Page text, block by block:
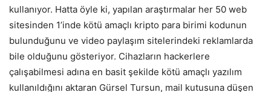
kullanıyor. Hatta öyle ki, yapılan araştırmalar her 50 web
sitesinden 1’inde kötü amaçlı kripto para birimi kodunun
bulunduğunu ve video paylaşım sitelerindeki reklamlarda
bile olduğunu gösteriyor. Cihazların hackerlere
çalışabilmesi adına en basit şekilde kötü amaçlı yazılım
kullanıldığını aktaran Gürsel Tursun, mail kutusuna düşen